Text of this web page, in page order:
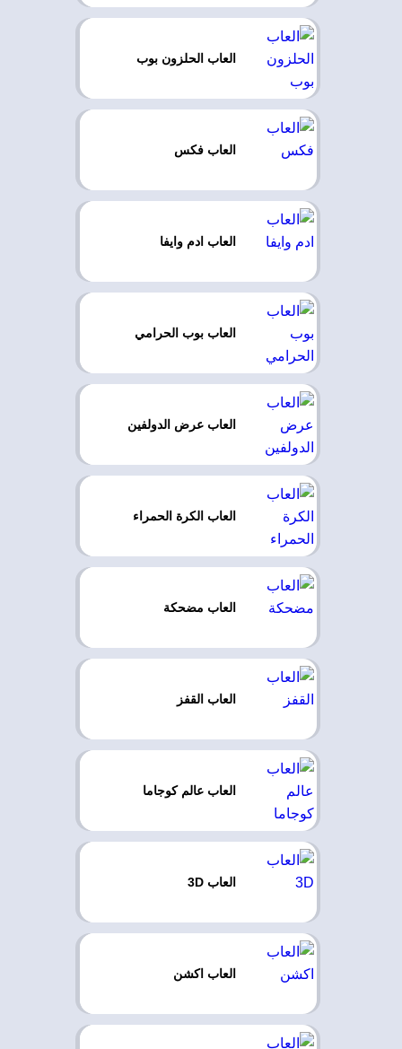
العاب الحلزون بوب
العاب فكس
العاب ادم وايفا
العاب بوب الحرامي
العاب عرض الدولفين
العاب الكرة الحمراء
العاب مضحكة
العاب القفز
العاب عالم كوجاما
العاب 3D
العاب اكشن